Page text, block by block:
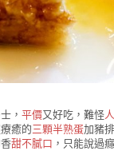
， 平價又好吃，難怪
療癒的三顆半熟蛋加豬
甜不膩口 ，只能說過癮